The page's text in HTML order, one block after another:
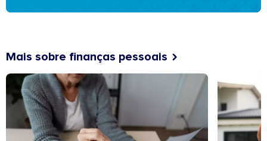
Mais sobre finanças pessoais